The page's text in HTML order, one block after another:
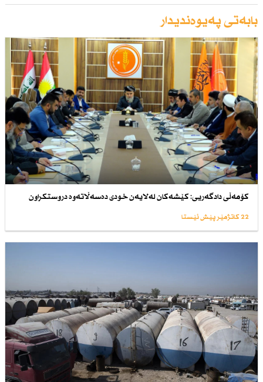
بابەتی پەیوەندیدار
كۆمەڵی دادگەریی: كێشەكان لەلایەن خودی دەسەڵاتەوە دروستكراون
22 کاتژمێر پێش ئێستا